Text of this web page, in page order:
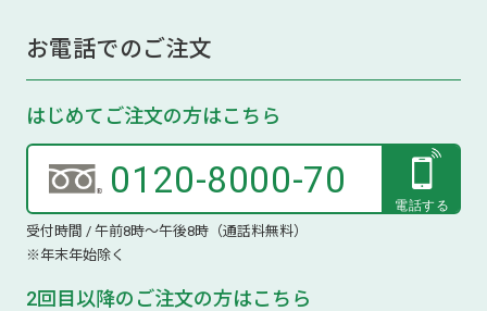
お電話でのご注文
はじめてご注文の方はこちら
0120-8000-70
受付時間 / 午前8時～午後8時（通話料無料）
※年末年始除く
2回目以降のご注文の方はこちら